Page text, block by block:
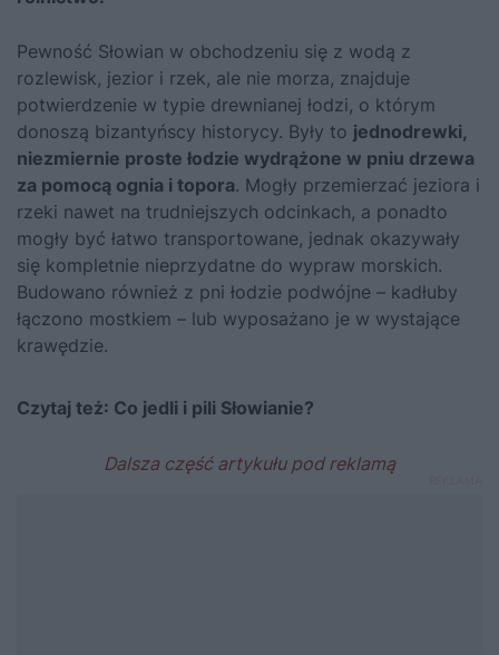
Pewność Słowian w obchodzeniu się z wodą z
rozlewisk, jezior i rzek, ale nie morza, znajduje
potwierdzenie w typie drewnianej łodzi, o którym
donoszą bizantyńscy historycy. Były to jednodrewki,
niezmiernie proste łodzie wydrążone w pniu drzewa
za pomocą ognia i topora. Mogły przemierzać jeziora i
rzeki nawet na trudniejszych odcinkach, a ponadto
mogły być łatwo transportowane, jednak okazywały
się kompletnie nieprzydatne do wypraw morskich.
Budowano również z pni łodzie podwójne – kadłuby
łączono mostkiem – lub wyposażano je w wystające
krawędzie.
Czytaj też: Co jedli i pili Słowianie?